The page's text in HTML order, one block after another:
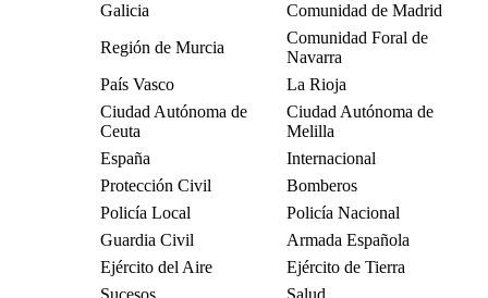
Galicia
Comunidad de Madrid
Región de Murcia
Comunidad Foral de
Navarra
País Vasco
La Rioja
Ciudad Autónoma de
Ceuta
Ciudad Autónoma de
Melilla
España
Internacional
Protección Civil
Bomberos
Policía Local
Policía Nacional
Guardia Civil
Armada Española
Ejército del Aire
Ejército de Tierra
Sucesos
Salud